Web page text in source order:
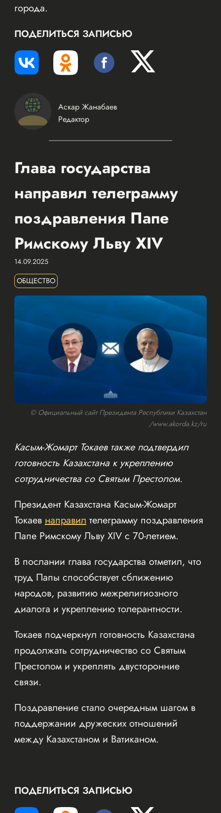
города.
ПОДЕЛИТЬСЯ ЗАПИСЬЮ
Аскар Жанабаев
Редактор
Глава государства
направил телеграмму
поздравления Папе
Римскому Льву XIV
14.09.2025
ОБЩЕСТВО
© Официальный сайт Президента Республики Казахстан
/www.akorda.kz/ru
Касым-Жомарт Токаев также подтвердил
готовность Казахстана к укреплению
сотрудничества со Святым Престолом.
Президент Казахстана Касым-Жомарт
Токаевнаправилтелеграмму поздравления
Папе Римскому Льву XIV с 70-летием.
В послании глава государства отметил, что
труд Папы способствует сближению
народов, развитию межрелигиозного
диалога и укреплению толерантности.
Токаев подчеркнул готовность Казахстана
продолжать сотрудничество со Святым
Престолом и укреплять двусторонние
связи.
Поздравление стало очередным шагом в
поддержании дружеских отношений
между Казахстаном и Ватиканом.
ПОДЕЛИТЬСЯ ЗАПИСЬЮ